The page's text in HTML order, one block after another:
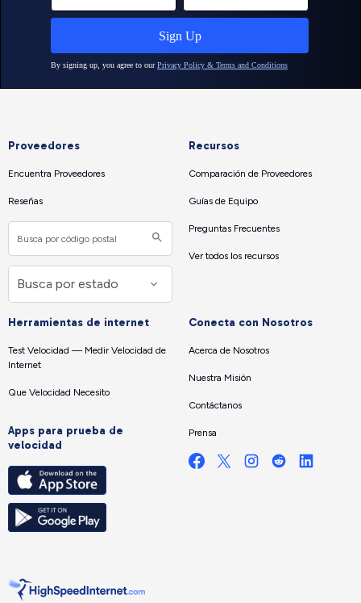
Proveedores
Encuentra Proveedores
Reseñas
Recursos
Comparación de Proveedores
Guías de Equipo
Preguntas Frecuentes
Ver todos los recursos
Herramientas de internet
Test Velocidad — Medir Velocidad de
Internet
Que Velocidad Necesito
Apps para prueba de
velocidad
Conecta con Nosotros
Acerca de Nosotros
Nuestra Misión
Contáctanos
Prensa